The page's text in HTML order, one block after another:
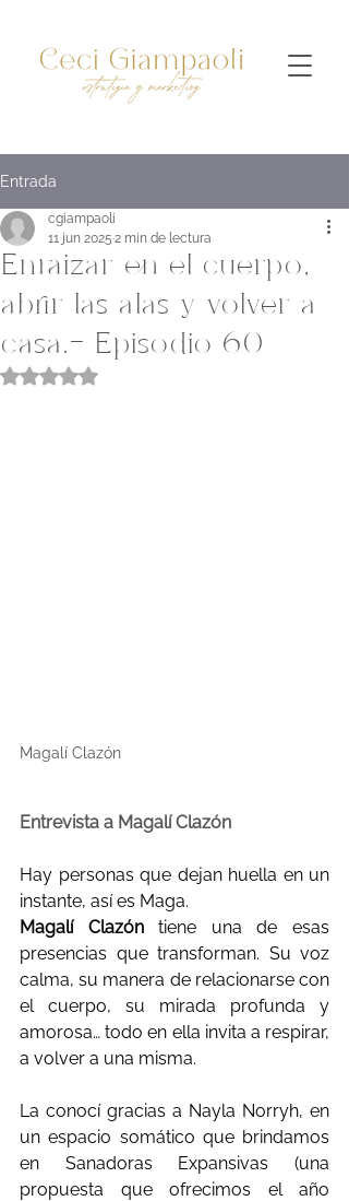
Entrada
Enraizar en el cuerpo,
abrir las alas y volver a
casa.- Episodio 60
cgiampaoli
11 jun 2025 2 min de lectura
Obtuvo NaN de 5 estrellas.
Magalí Clazón
Entrevista a Magalí Clazón
Hay personas que dejan huella en un
instante, así es Maga.
Magalí Clazón tiene una de esas
presencias que transforman. Su voz
calma, su manera de relacionarse con
el cuerpo, su mirada profunda y
amorosa… todo en ella invita a respirar,
a volver a una misma.
La conocí gracias a Nayla Norryh, en
un espacio somático que brindamos
en Sanadoras Expansivas (una
propuesta que ofrecimos el año